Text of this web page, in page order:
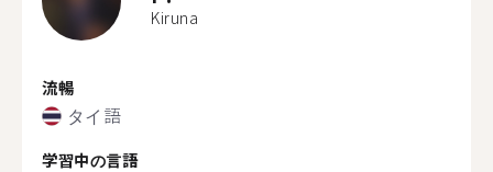
Kiruna
流暢
タイ語
学習中の言語